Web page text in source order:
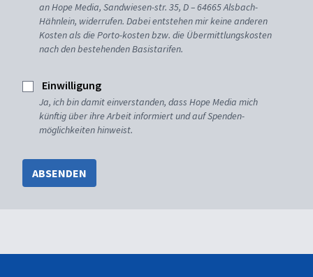
an Hope Media, Sandwiesen-str. 35, D – 64665 Alsbach-
Hähnlein, widerrufen. Dabei entstehen mir keine anderen
Kosten als die Porto-kosten bzw. die Übermittlungskosten
nach den bestehenden Basistarifen.
Einwilligung
Ja, ich bin damit einverstanden, dass Hope Media mich
künftig über ihre Arbeit informiert und auf Spenden-
möglichkeiten hinweist.
ABSENDEN